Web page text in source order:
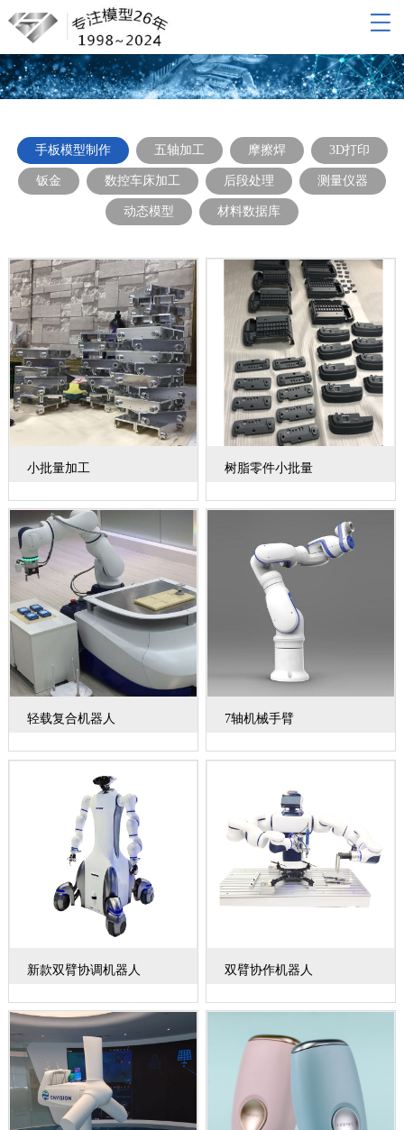
网站导航
网站首页
关于我们
新闻动态
联系我们
手板模型制作 五轴加工 摩擦焊 3D打印
钣金 数控车床加工 后段处理 测量仪器
动态模型 材料数据库
小批量加工 树脂零件小批量
轻载复合机器人 7轴机械手臂
新款双臂协调机器人 双臂协作机器人